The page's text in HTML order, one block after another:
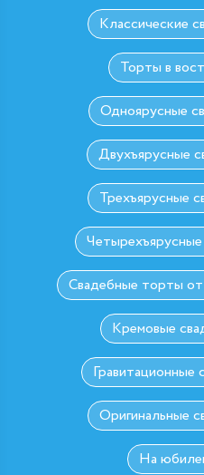
Классические
Торты в
Одноярусные
Двухъярусные
Трехъярусные
Свадебные торты
Кремовые
Оригинальные
На